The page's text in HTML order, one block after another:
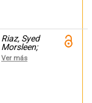
Javier
Riaz, Syed
Morsleen;
Lucas-
Estañ, M.
Ver más